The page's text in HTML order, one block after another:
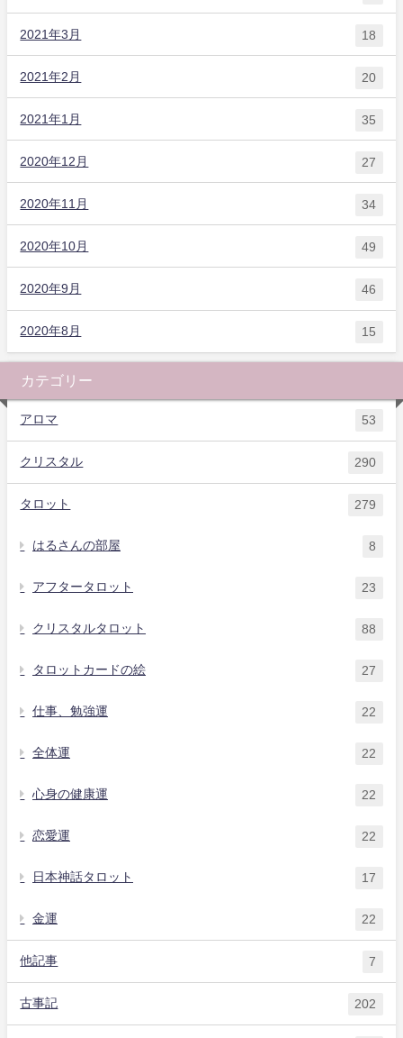
2021年3月 18
2021年2月 20
2021年1月 35
2020年12月 27
2020年11月 34
2020年10月 49
2020年9月 46
2020年8月 15
カテゴリー
アロマ 53
クリスタル 290
タロット 279
はるさんの部屋 8
アフタータロット 23
クリスタルタロット 88
タロットカードの絵 27
仕事、勉強運 22
全体運 22
心身の健康運 22
恋愛運 22
日本神話タロット 17
金運 22
他記事 7
古事記 202